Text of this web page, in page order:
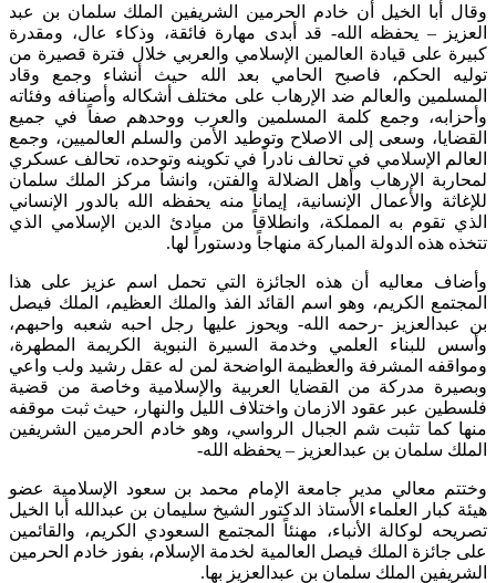
وقال أبا الخيل أن خادم الحرمين الشريفين الملك سلمان بن عبد
العزيز – يحفظه الله- قد أبدى مهارة فائقة، وذكاء عال، ومقدرة
كبيرة على قيادة العالمين الإسلامي والعربي خلال فترة قصيرة من
توليه الحكم، فاصبح الحامي بعد الله حيث أنشاء وجمع وقاد
المسلمين والعالم ضد الإرهاب على مختلف أشكاله وأصنافه وفئاته
وأحزابه، وجمع كلمة المسلمين والعرب ووحدهم صفاً في جميع
القضايا، وسعى إلى الاصلاح وتوطيد الأمن والسلم العالميين، وجمع
العالم الإسلامي في تحالف نادراً في تكوينه وتوحده، تحالف عسكري
لمحاربة الإرهاب وأهل الضلالة والفتن، وانشأ مركز الملك سلمان
للإغاثة والأعمال الإنسانية، إيماناً منه يحفظه الله بالدور الإنساني
الذي تقوم به المملكة، وانطلاقاً من مبادئ الدين الإسلامي الذي
تتخذه هذه الدولة المباركة منهاجاً ودستوراً لها.
وأضاف معاليه أن هذه الجائزة التي تحمل اسم عزيز على هذا
المجتمع الكريم، وهو اسم القائد الفذ والملك العظيم، الملك فيصل
بن عبدالعزيز -رحمه الله- ويحوز عليها رجل احبه شعبه واحبهم،
وأسس للبناء العلمي وخدمة السيرة النبوية الكريمة المطهرة،
ومواقفه المشرفة والعظيمة الواضحة لمن له عقل رشيد ولب واعي
وبصيرة مدركة من القضايا العربية والإسلامية وخاصة من قضية
فلسطين عبر عقود الازمان واختلاف الليل والنهار، حيث ثبت موقفه
منها كما تثبت شم الجبال الرواسي، وهو خادم الحرمين الشريفين
الملك سلمان بن عبدالعزيز – يحفظه الله-
وختتم معالي مدير جامعة الإمام محمد بن سعود الإسلامية عضو
هيئة كبار العلماء الأستاذ الدكتور الشيخ سليمان بن عبدالله أبا الخيل
تصريحه لوكالة الأنباء، مهنئاً المجتمع السعودي الكريم، والقائمين
على جائزة الملك فيصل العالمية لخدمة الإسلام، بفوز خادم الحرمين
الشريفين الملك سلمان بن عبدالعزيز بها.